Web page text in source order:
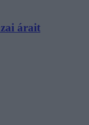
árait